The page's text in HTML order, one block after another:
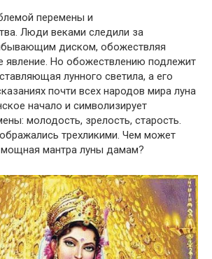
перемены и
Люди веками следили за
диском, обожествляя
явление. Но обожествлению подлежит
лунного светила, а его
почти всех народов мира луна
начало и символизирует
молодость, зрелость, старость.
трехликими. Чем может
мощная мантра луны дамам?